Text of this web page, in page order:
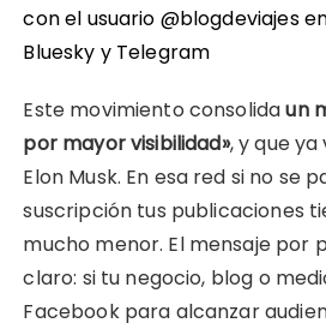
con el usuario @blogdeviajes
Bluesky y Telegram
Este movimiento consolidaun
por mayor visibilidad», y que ya
Elon Musk. En esa red si no se
suscripción tus publicaciones
mucho menor. El mensaje por
claro: si tu negocio, blog o
Facebook para alcanzar